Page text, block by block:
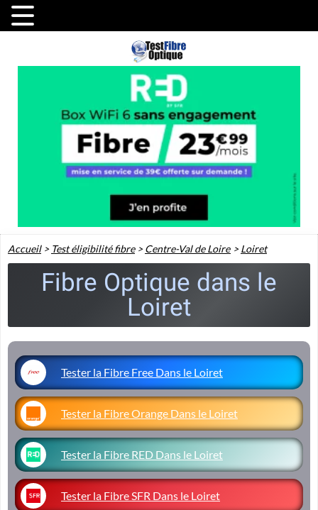
Accueil> Test éligibilité fibre>Centre-Val de Loire >Loiret
Fibre Optique dans le
Loiret
Tester la Fibre Free Dans le Loiret
Tester la Fibre Orange Dans le Loiret
Tester la Fibre RED Dans le Loiret
Tester la Fibre SFR Dans le Loiret